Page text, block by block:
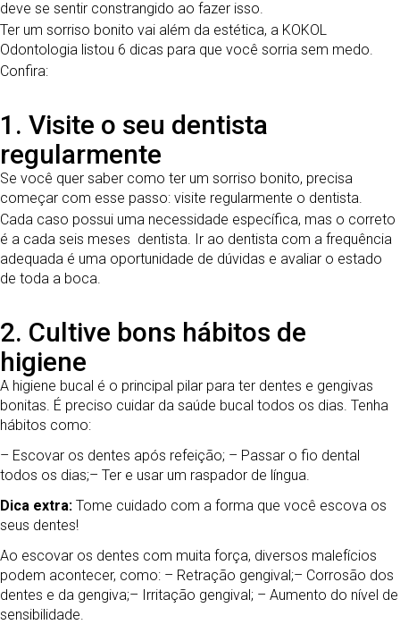
deve se sentir constrangido ao fazer isso.
Ter um sorriso bonito vai além da estética, a KOKOL
Odontologia listou 6 dicas para que você sorria sem medo.
Confira:
1. Visite o seu dentista
regularmente
Se você quer saber como ter um sorriso bonito, precisa
começar com esse passo: visite regularmente o dentista.
Cada caso possui uma necessidade específica, mas o correto
é a cada seis meses dentista. Ir ao dentista com a frequência
adequada é uma oportunidade de dúvidas e avaliar o estado
de toda a boca.
2. Cultive bons hábitos de
higiene
A higiene bucal é o principal pilar para ter dentes e gengivas
bonitas. É preciso cuidar da saúde bucal todos os dias. Tenha
hábitos como:
– Escovar os dentes após refeição; – Passar o fio dental
todos os dias;– Ter e usar um raspador de língua.
Dica extra: Tome cuidado com a forma que você escova os
seus dentes!
Ao escovar os dentes com muita força, diversos malefícios
podem acontecer, como: – Retração gengival;– Corrosão dos
dentes e da gengiva;– Irritação gengival; – Aumento do nível de
sensibilidade.